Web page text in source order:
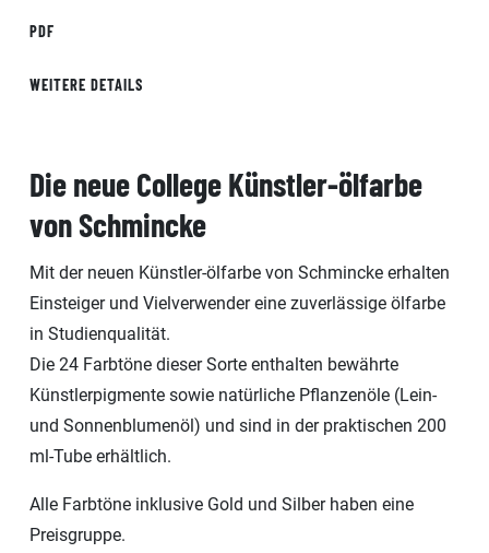
PDF
WEITERE DETAILS
Die neue College Künstler-ölfarbe
von Schmincke
Mit der neuen Künstler-ölfarbe von Schmincke erhalten
Einsteiger und Vielverwender eine zuverlässige ölfarbe
in Studienqualität.
Die 24 Farbtöne dieser Sorte enthalten bewährte
Künstlerpigmente sowie natürliche Pflanzenöle (Lein-
und Sonnenblumenöl) und sind in der praktischen 200
ml-Tube erhältlich.
Alle Farbtöne inklusive Gold und Silber haben eine
Preisgruppe.